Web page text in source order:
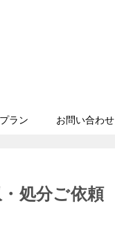
ラン お問い合わせ
処分ご依頼